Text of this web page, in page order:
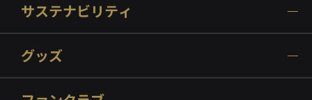
サステナビリティ
グッズ